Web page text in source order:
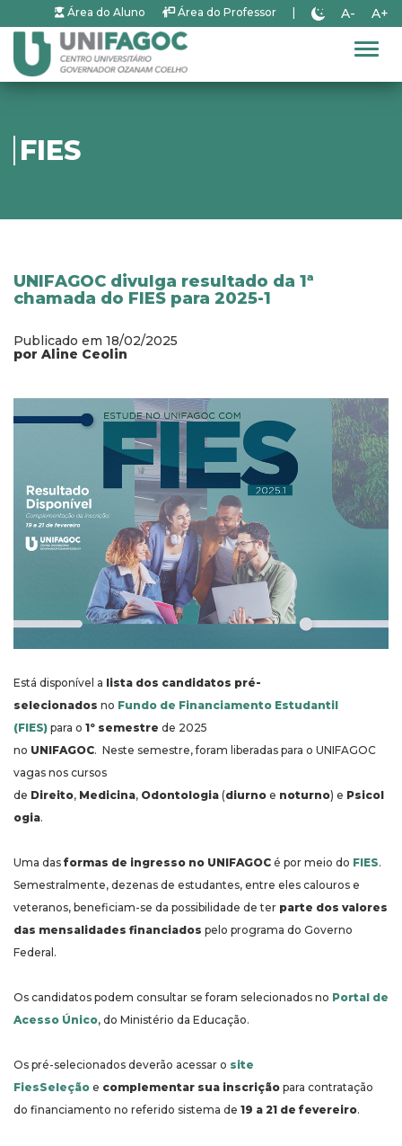
Área do Aluno Área do Professor A- A+
FIES
UNIFAGOC divulga resultado da 1ª
chamada do FIES para 2025-1
Publicado em 18/02/2025
por Aline Ceolin
Está disponível a lista dos candidatos pré-
selecionados no Fundo de Financiamento Estudantil
(FIES) para o 1º semestre de 2025
no UNIFAGOC. Neste semestre, foram liberadas para o UNIFAGOC
vagas nos cursos
de Direito, Medicina, Odontologia (diurno e noturno) e Psicol
ogia.
Uma das formas de ingresso no UNIFAGOC é por meio do FIES.
Semestralmente, dezenas de estudantes, entre eles calouros e
veteranos, beneficiam-se da possibilidade de ter parte dos valores
das mensalidades financiados pelo programa do Governo
Federal.
Os candidatos podem consultar se foram selecionados no Portal de
Acesso Único, do Ministério da Educação.
Os pré-selecionados deverão acessar o site
FiesSeleção e complementar sua inscrição para contratação
do financiamento no referido sistema de 19 a 21 de fevereiro.